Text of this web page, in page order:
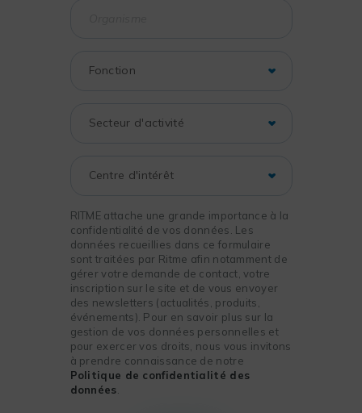
RITME attache une grande importance à la
confidentialité de vos données. Les
données recueillies dans ce formulaire
sont traitées par Ritme afin notamment de
gérer votre demande de contact, votre
inscription sur le site et de vous envoyer
des newsletters (actualités, produits,
événements). Pour en savoir plus sur la
gestion de vos données personnelles et
pour exercer vos droits, nous vous invitons
à prendre connaissance de notre
Politique de confidentialité des
données